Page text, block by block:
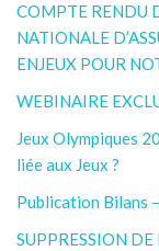
COMPTE RENDU
NATIONALE
ENJEUX POUR
WEBINAIRE
Jeux Olympiques
liée aux Jeux ?
Publication Bilans
SUPPRESSION